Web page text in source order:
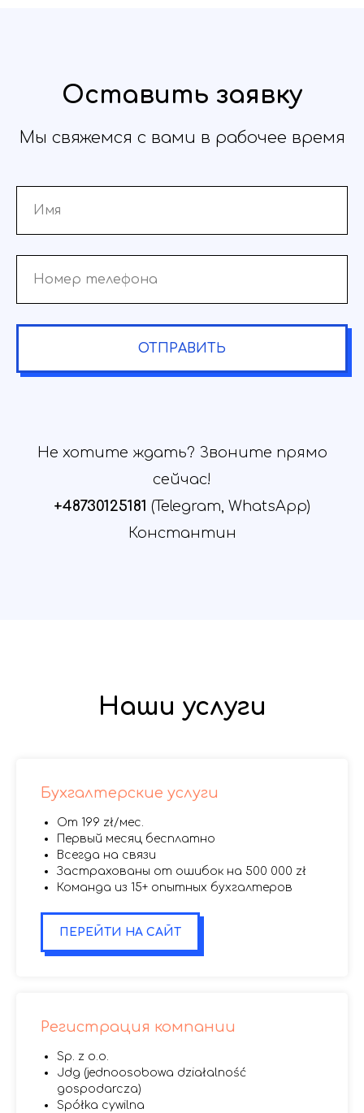
Оставить заявку
Мы свяжемся с вами в рабочее время
ОТПРАВИТЬ
Не хотите ждать? Звоните прямо
сейчас!
+48730125181 (Telegram, WhatsApp)
Константин
Наши услуги
Бухгалтерские услуги
От 199 zł/мес.
Первый месяц бесплатно
Всегда на связи
Застрахованы от ошибок на 500 000 zł
Команда из 15+ опытных бухгалтеров
ПЕРЕЙТИ НА САЙТ
Регистрация компании
Sp. z o.o.
Jdg (jednoosobowa działalność
gospodarcza)
Spółka cywilna